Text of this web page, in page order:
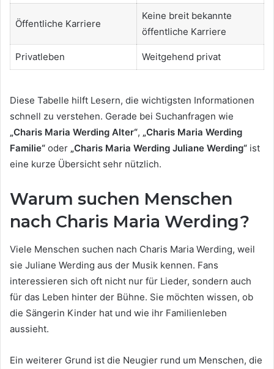
Öffentliche Karriere
Keine breit bekannte
öffentliche Karriere
Privatleben Weitgehend privat
Diese Tabelle hilft Lesern, die wichtigsten Informationen
schnell zu verstehen. Gerade bei Suchanfragen wie
„Charis Maria Werding Alter“, „Charis Maria Werding
Familie“ oder „Charis Maria Werding Juliane Werding“ ist
eine kurze Übersicht sehr nützlich.
Warum suchen Menschen
nach Charis Maria Werding?
Viele Menschen suchen nach Charis Maria Werding, weil
sie Juliane Werding aus der Musik kennen. Fans
interessieren sich oft nicht nur für Lieder, sondern auch
für das Leben hinter der Bühne. Sie möchten wissen, ob
die Sängerin Kinder hat und wie ihr Familienleben
aussieht.
Ein weiterer Grund ist die Neugier rund um Menschen, die